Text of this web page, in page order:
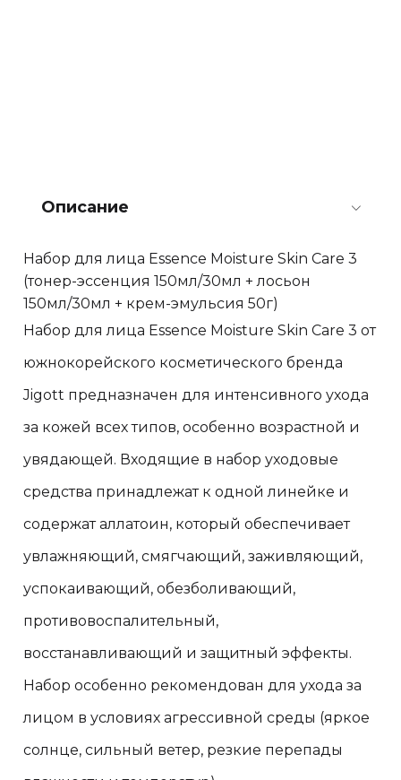
Описание
Набор для лица Essence Moisture Skin Care 3
(тонер-эссенция 150мл/30мл + лосьон
150мл/30мл + крем-эмульсия 50г)
Набор для лица Essence Moisture Skin Care 3 от
южнокорейского косметического бренда
Jigott предназначен для интенсивного ухода
за кожей всех типов, особенно возрастной и
увядающей. Входящие в набор уходовые
средства принадлежат к одной линейке и
содержат аллатоин, который обеспечивает
увлажняющий, смягчающий, заживляющий,
успокаивающий, обезболивающий,
противовоспалительный,
восстанавливающий и защитный эффекты.
Набор особенно рекомендован для ухода за
лицом в условиях агрессивной среды (яркое
солнце, сильный ветер, резкие перепады